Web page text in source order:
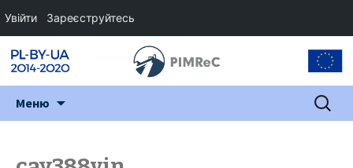
Меню Пошук:
Увійти Зареєструйтесь